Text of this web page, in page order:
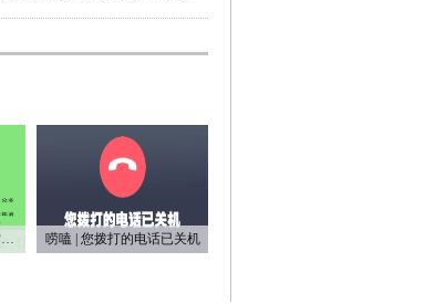
唠嗑 | 平替消费真的更省钱吗？ 唠嗑 | 您拨打的电话已关机